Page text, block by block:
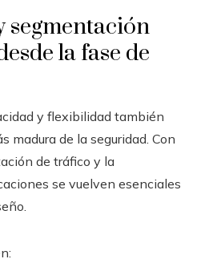
segmentación
la fase de
y flexibilidad también
madura de la seguridad. Con
de tráfico y la
se vuelven esenciales